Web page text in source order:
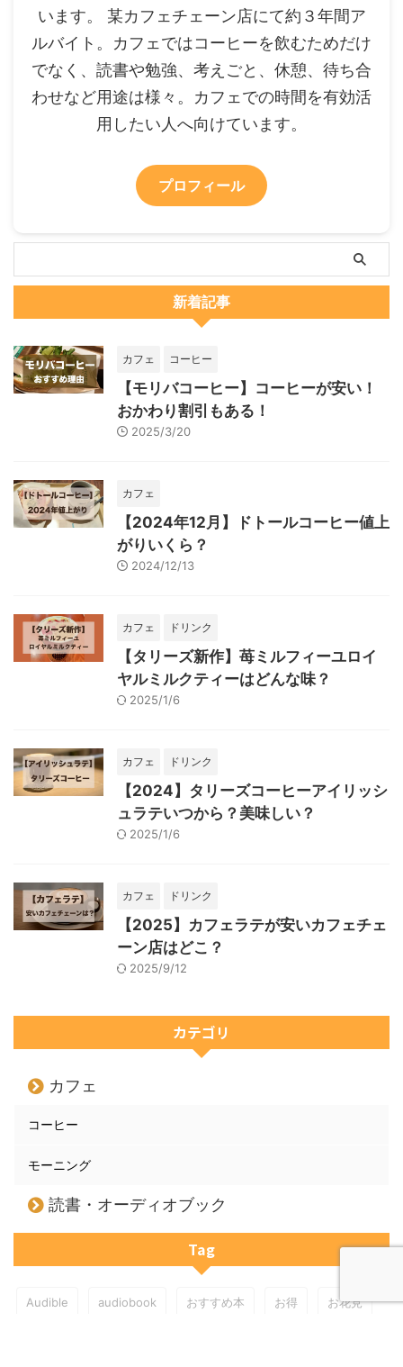
います。 某カフェチェーン店にて約３年間ア
ルバイト。カフェではコーヒーを飲むためだけ
でなく、読書や勉強、考えごと、休憩、待ち合
わせなど用途は様々。カフェでの時間を有効活
用したい人へ向けています。
プロフィール
新着記事
カフェ コーヒー
【モリバコーヒー】コーヒーが安い！
おかわり割引もある！
2025/3/20
カフェ
【2024年12月】ドトールコーヒー値上
がりいくら？
2024/12/13
カフェ ドリンク
【タリーズ新作】苺ミルフィーユロイ
ヤルミルクティーはどんな味？
2025/1/6
カフェ ドリンク
【2024】タリーズコーヒーアイリッシ
ュラテいつから？美味しい？
2025/1/6
カフェ ドリンク
【2025】カフェラテが安いカフェチェ
ーン店はどこ？
2025/9/12
カテゴリ
カフェ
コーヒー
モーニング
読書・オーディオブック
Tag
Audible audiobook おすすめ本 お得 お花見